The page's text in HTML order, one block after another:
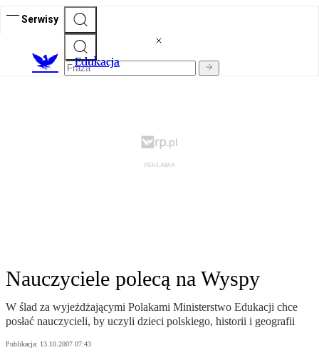
Serwisy
Edukacja
Nauczyciele polecą na Wyspy
W ślad za wyjeżdżającymi Polakami Ministerstwo Edukacji chce
posłać nauczycieli, by uczyli dzieci polskiego, historii i geografii
Publikacja: 13.10.2007 07:43